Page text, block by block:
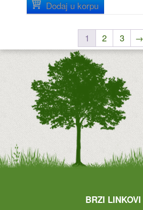
Dodaj u korpu
1 2 3 →
BRZI LINKOVI